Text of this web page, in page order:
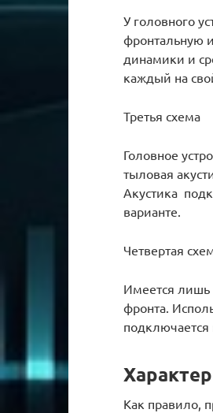
У головного
фронтальную
динамики и
каждый на
Третья схема
Головное
тыловая
Акустика
варианте.
Четвертая
Имеется лишь
фронта.
Как правило,